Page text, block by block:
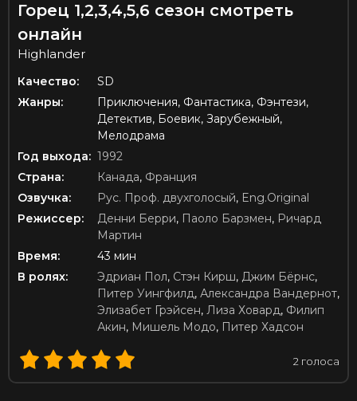
Горец 1,2,3,4,5,6 сезон смотреть
онлайн
Highlander
Качество:
SD
Жанры:
Приключения, Фантастика, Фэнтези,
Детектив, Боевик, Зарубежный,
Мелодрама
Год выхода: 1992
Страна:
Канада, Франция
Озвучка:
Рус. Проф. двухголосый, Eng.Original
Режиссер:
Денни Берри, Паоло Барзмен, Ричард
Мартин
Время:
43 мин
В ролях:
Эдриан Пол, Стэн Кирш, Джим Бёрнс,
Питер Уингфилд, Александра Вандернот,
Элизабет Грэйсен, Лиза Ховард, Филип
Акин, Мишель Модо, Питер Хадсон
2 голоса